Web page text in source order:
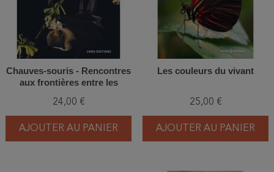
Chauves-souris - Rencontres
aux frontières entre les
24,00 €
AJOUTER AU PANIER
Les couleurs du vivant
25,00 €
AJOUTER AU PANIER